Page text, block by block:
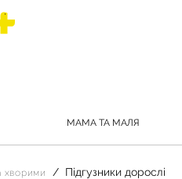
МАМА ТА МАЛЯ
хворими Підгузники дорослі